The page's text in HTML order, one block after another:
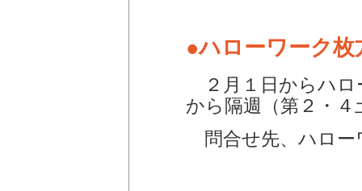
●ハローワーク
２月１日からハロ
から隔週（第２・
問合せ先、ハロ